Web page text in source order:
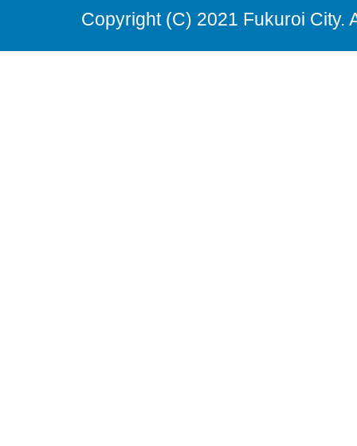
Copyright (C) 2021 Fukuroi City.